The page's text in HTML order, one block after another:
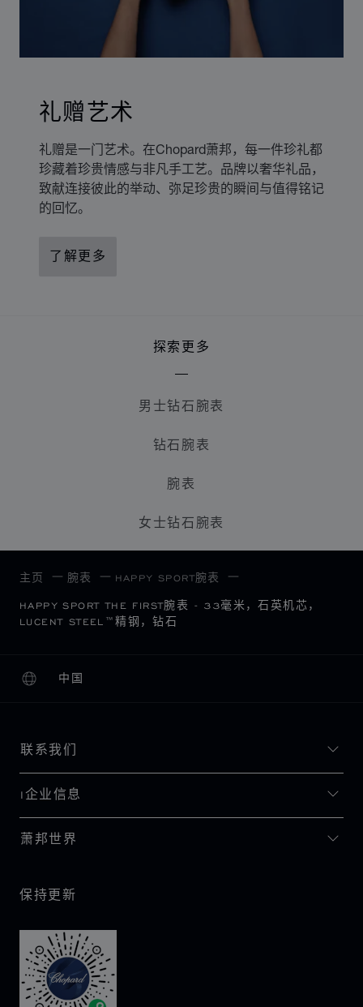
礼赠艺术
礼赠是一门艺术。在Chopard萧邦，每一件珍礼都
珍藏着珍贵情感与非凡手工艺。品牌以奢华礼品，
致献连接彼此的举动、弥足珍贵的瞬间与值得铭记
的回忆。
了解更多
探索更多
男士钻石腕表
钻石腕表
腕表
女士钻石腕表
主页 腕表 HAPPY SPORT腕表
HAPPY SPORT THE FIRST腕表 - 33毫米，石英机芯，
LUCENT STEEL™精钢，钻石
中国
本地化（更改国家/地区）
更改国家/地区
联系我们
I企业信息
萧邦世界
保持更新